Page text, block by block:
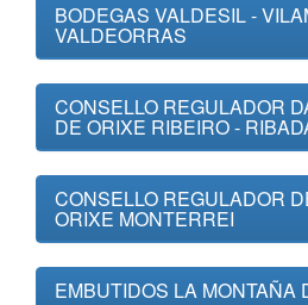
BODEGAS VALDESIL -
VALDEORRAS
CONSELLO REGULADOR
DE ORIXE RIBEIRO -
CONSELLO REGULADOR
ORIXE MONTERREI
EMBUTIDOS LA MONTAÑA